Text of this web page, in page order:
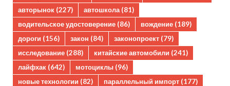
авторынок (227) автошкола (81)
водительское удостоверение (86) вождение (189)
дороги (156) закон (84) законопроект (79)
исследование (288) китайские автомобили (241)
лайфхак (642) мотоциклы (96)
новые технологии (82) параллельный импорт (177)